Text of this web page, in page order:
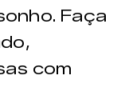
Faça
com